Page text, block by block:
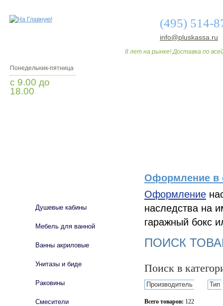
(495) 514-
info@pluskassa.ru
8 лет на рынке! Доставка по
Понедельник-пятница
с 9.00 до
18.00
Оформление в
Оформление
наследства на
гаражный бокс
ПОИСК
Поиск в
Производитель Тип
Всего товаров: 122
Душевые кабины
Мебель для ванной
Ванны акриловые
Унитазы и биде
Раковины
Смесители